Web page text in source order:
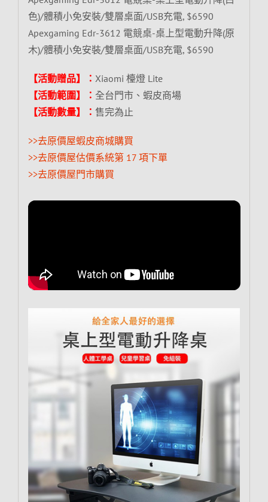
色)/體積小免安裝/雙層桌面/USB充電, $6590
Apexgaming Edr-3612 電競桌-桌上型電動升降(原
木)/體積小免安裝/雙層桌面/USB充電, $6590
【活動贈品】： Xiaomi 檯燈 Lite
【活動範圍】： 全台門市、蝦皮商場
【活動數量】： 售完為止
>>去原價屋蝦皮商城購買
>>去原價屋估價系統第 17 項下單
>>去原價屋門市購買